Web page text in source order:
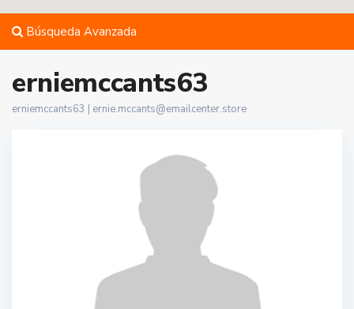
Búsqueda Avanzada
erniemccants63
erniemccants63 | ernie.mccants@emailcenter.store